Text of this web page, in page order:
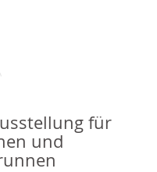
für
und